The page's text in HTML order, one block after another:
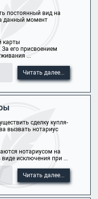
постоянный вид на
данный момент
карты
его присвоением
...
Читать далее...
сделку купля-
вызвать нотариус
нотариусом на
исключения при ...
Читать далее...